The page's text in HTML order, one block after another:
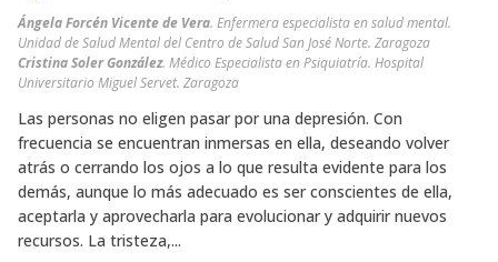
Ángela Forcén Vicente de Vera. Enfermera especialista en salud mental.
Unidad de Salud Mental del Centro de Salud San José Norte. Zaragoza
Cristina Soler González. Médico Especialista en Psiquiatría. Hospital
Universitario Miguel Servet. Zaragoza
Las personas no eligen pasar por una depresión. Con
frecuencia se encuentran inmersas en ella, deseando volver
atrás o cerrando los ojos a lo que resulta evidente para los
demás, aunque lo más adecuado es ser conscientes de ella,
aceptarla y aprovecharla para evolucionar y adquirir nuevos
recursos. La tristeza,...